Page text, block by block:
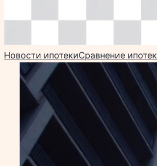
Новости ипотекиСравнение ипотек